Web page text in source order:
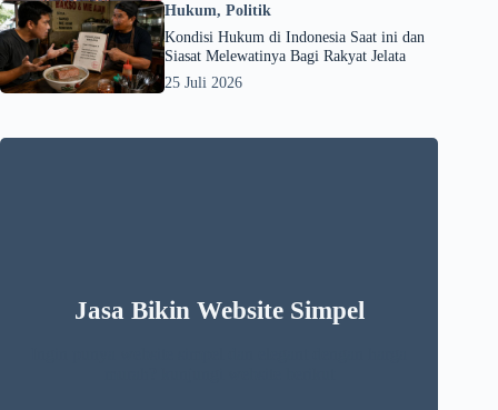
Hukum, Politik
Kondisi Hukum di Indonesia Saat ini dan
Siasat Melewatinya Bagi Rakyat Jelata
25 Juli 2026
Jasa Bikin Website Simpel